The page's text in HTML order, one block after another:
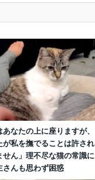
あなたの上に座りますが、
が私を撫でることは許され
せん」理不尽な猫の常識に
さんも思わず困惑